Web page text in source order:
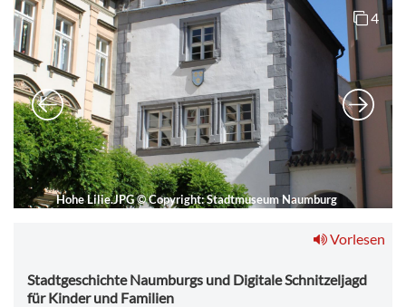
Hohe Lilie.JPG©Copyright: Stadtmuseum Naumburg
4
Vorlesen
Stadtgeschichte Naumburgs und Digitale Schnitzeljagd
für Kinder und Familien